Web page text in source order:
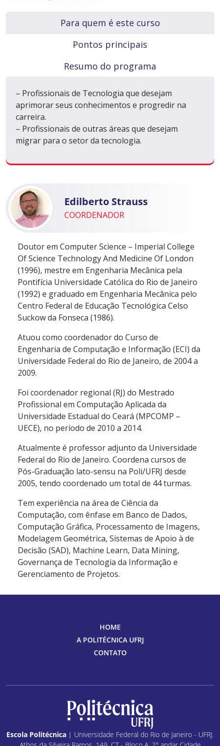
Para quem é este curso
Pontos principais
Resumo do programa
– Profissionais de Tecnologia que desejam
aprimorar seus conhecimentos e progredir na
carreira.
– Profissionais de outras áreas que desejam
migrar para o setor da tecnologia.
Edilberto Strauss
COORDENADOR
Doutor em Computer Science – Imperial College
Of Science Technology And Medicine Of London
(1996), mestre em Engenharia Mecânica pela
Pontifícia Universidade Católica do Rio de Janeiro
(1992) e graduado em Engenharia Mecânica pelo
Centro Federal de Educação Tecnológica Celso
Suckow da Fonseca (1986).
Atuou como coordenador do Curso de
Engenharia de Computação e Informação (ECI) da
Universidade Federal do Rio de Janeiro, de 2004 a
2009.
Foi coordenador regional (RJ) do Mestrado
Profissional em Computação Aplicada da
Universidade Estadual do Ceará (MPCOMP –
UECE), no período de 2010 a 2014.
Atualmente é professor adjunto da Universidade
Federal do Rio de Janeiro. Coordena cursos de
Pós-Graduação lato-sensu na Poli/UFRJ desde
2005, tendo coordenado um total de 44 turmas.
Tem experiência na área de Ciência da
Computação, com ênfase em Banco de Dados,
Computação Gráfica, Processamento de Imagens,
Modelagem Geométrica, Sistemas de Apoio à de
Decisão (SAD), Machine Learn, Data Mining,
Governança de Tecnologia da Informação e
Gerenciamento de Projetos.
HOME
A POLITÉCNICA UFRJ
CONTATO
Escola Politécnica | Universidade Federal do Rio de Janeiro - UFRJ.